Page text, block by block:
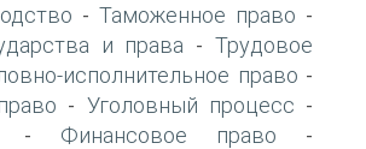
- Таможенное право -
и права -Трудовое
исполнительное право -
- Уголовный процесс -
- Финансовое право -